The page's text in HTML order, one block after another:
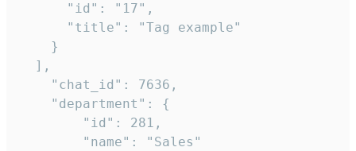
      "id": "17",
      "title": "Tag example"
    }
  ],
    "chat_id": 7636,
    "department": {
        "id": 281,
        "name": "Sales"